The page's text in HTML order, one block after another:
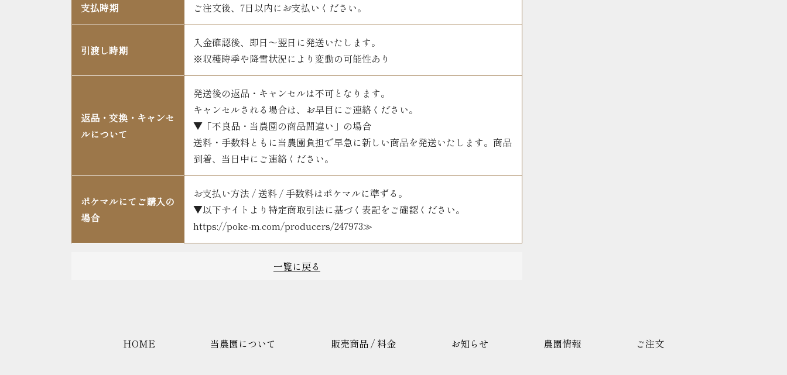
支払時期 ご注文後、7日以内にお支払いください。
引渡し時期
入金確認後、即日～翌日に発送いたします。
※収穫時季や降雪状況により変動の可能性あり
返品・交換・キャンセ
ルについて
発送後の返品・キャンセルは不可となります。
キャンセルされる場合は、お早目にご連絡ください。
▼「不良品・当農園の商品間違い」の場合
送料・手数料ともに当農園負担で早急に新しい商品を発送いたします。商品
到着、当日中にご連絡ください。
ポケマルにてご購入の
場合
お支払い方法 / 送料 / 手数料はポケマルに準ずる。
▼以下サイトより特定商取引法に基づく表記をご確認ください。
https://poke-m.com/producers/247973≫
一覧に戻る
HOME 当農園について 販売商品 / 料金 お知らせ 農園情報 ご注文